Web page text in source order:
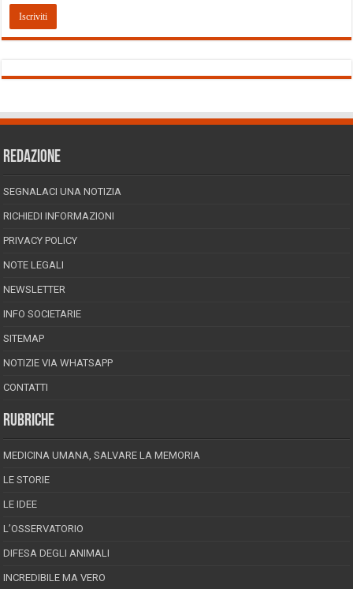
REDAZIONE
SEGNALACI UNA NOTIZIA
RICHIEDI INFORMAZIONI
PRIVACY POLICY
NOTE LEGALI
NEWSLETTER
INFO SOCIETARIE
SITEMAP
NOTIZIE VIA WHATSAPP
CONTATTI
RUBRICHE
MEDICINA UMANA, SALVARE LA MEMORIA
LE STORIE
LE IDEE
L’OSSERVATORIO
DIFESA DEGLI ANIMALI
INCREDIBILE MA VERO